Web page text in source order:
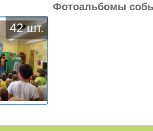
Фотоальбомы
42 шт.